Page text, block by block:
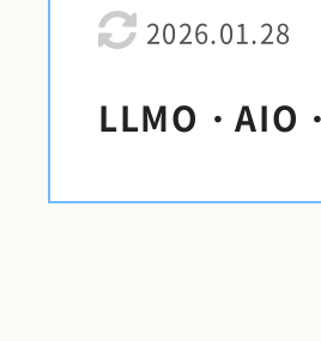
2026.01.28
LLMO・AIO